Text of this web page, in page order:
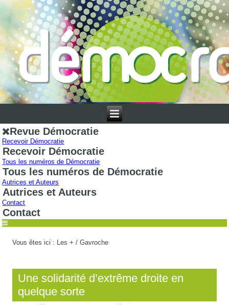
Revue Démocratie
Recevoir Démocratie
Recevoir Démocratie
Tous les numéros de Démocratie
Tous les numéros de Démocratie
Autrices et Auteurs
Autrices et Auteurs
Contact
Contact
Vous êtes ici : Les + /Gavroche
Une solidarité d’extrême droite en
quelque sorte